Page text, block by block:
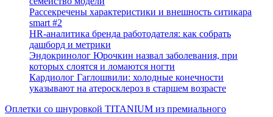
Рассекречены характеристики и внешность ситикара
smart #2
HR-аналитика бренда работодателя: как собрать
дашборд и метрики
Эндокринолог Юрочкин назвал заболевания, при
которых слоятся и ломаются ногти
Кардиолог Гаглошвили: холодные конечности
указывают на атеросклероз в старшем возрасте
Оплетки со шнуровкой TITANIUM из премиального